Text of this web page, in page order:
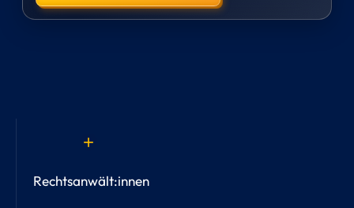
add
Rechtsanwält:innen